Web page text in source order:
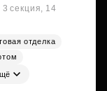
секция, 14
отделка